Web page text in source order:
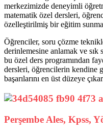
merkezimizde deneyimli
matematik özel dersleri,
özelleştirilmiş bir eğitim
Öğrenciler, soru çözme
derinlemesine anlamak ve sık
bu özel ders programından
dersleri, öğrencilerin kendine
başarılarını en üst düzeye
Perşembe Ales, Kpss,